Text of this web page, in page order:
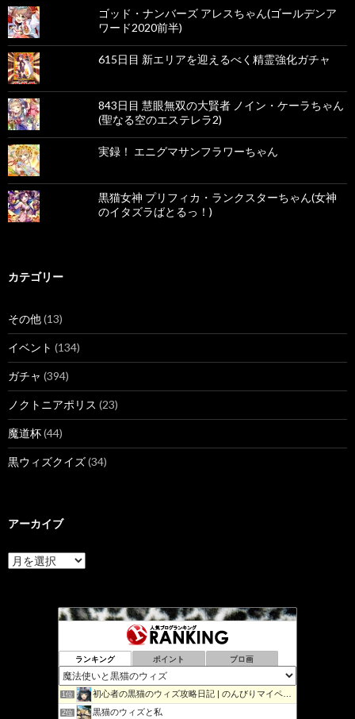
ゴッド・ナンバーズ アレスちゃん(ゴールデンア
ワード2020前半)
615日目 新エリアを迎えるべく精霊強化ガチャ
843日目 慧眼無双の大賢者 ノイン・ケーラちゃん
(聖なる空のエステレラ2)
実録！ エニグマサンフラワーちゃん
黒猫女神 プリフィカ・ランクスターちゃん(女神
のイタズラばとるっ！)
カテゴリー
その他(13)
イベント (134)
ガチャ (394)
ノクトニアポリス (23)
魔道杯(44)
黒ウィズクイズ(34)
アーカイブ
ア
ー
ランキング ポイント ブロ画
1位 初心者の黒猫のウィズ攻略日記 | のんびりマイペースで攻略…
2位 黒猫のウィズと私